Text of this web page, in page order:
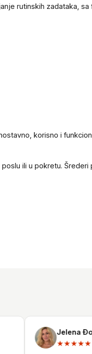
rutinskih zadataka,
korisno i
ili u pokretu. Šrederi
Jelena
★★★★★